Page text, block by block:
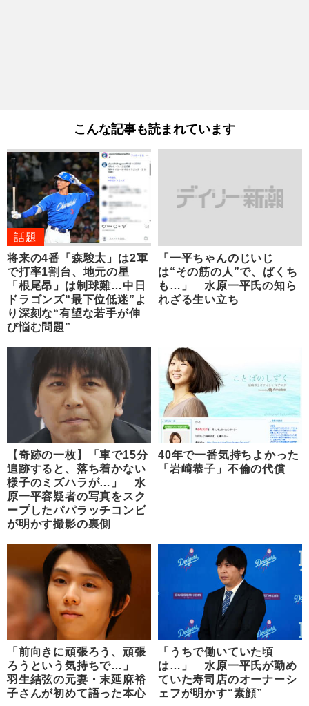
こんな記事も読まれています
話題
将来の4番「森駿太」は2軍
で打率1割台、地元の星
「根尾昂」は制球難…中日
ドラゴンズ“最下位低迷”よ
り深刻な“有望な若手が伸
び悩む問題”
「一平ちゃんのじいじ
は“その筋の人”で、ばくち
も…」 水原一平氏の知ら
れざる生い立ち
【奇跡の一枚】「車で15分
追跡すると、落ち着かない
様子のミズハラが…」 水
原一平容疑者の写真をスク
ープしたパパラッチコンビ
が明かす撮影の裏側
40年で一番気持ちよかった
「岩崎恭子」不倫の代償
「前向きに頑張ろう、頑張
ろうという気持ちで…」
羽生結弦の元妻・末延麻裕
子さんが初めて語った本心
「うちで働いていた頃
は…」 水原一平氏が勤め
ていた寿司店のオーナーシ
ェフが明かす“素顔”